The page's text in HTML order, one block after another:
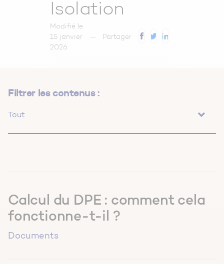
Isolation
Modifié le
15 janvier
2026
Partager
Calcul du DPE : comment cela
fonctionne-t-il ?
Documents
Filtrer les contenus :
Tout
Équipements & Matériaux
Fiches Professionnels